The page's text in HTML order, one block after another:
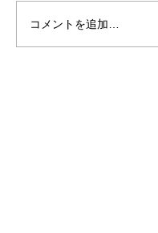
コメントを追加…